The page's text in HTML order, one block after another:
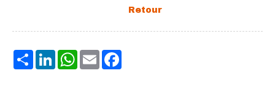
Share LinkedInWhatsApp
Email